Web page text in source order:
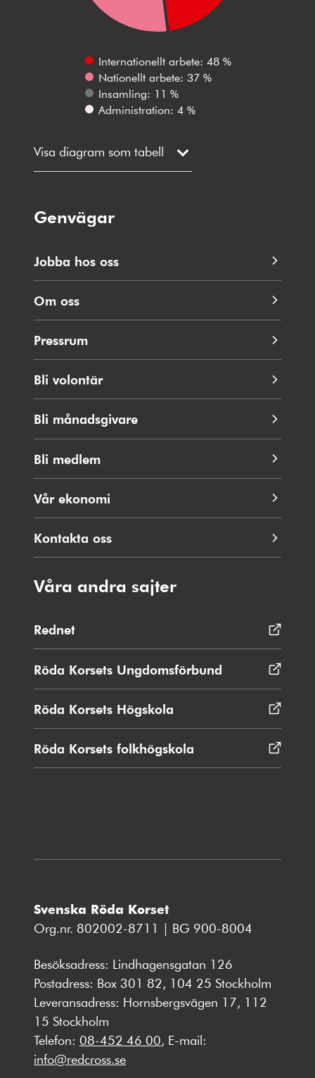
Internationellt arbete: 48 %
Nationellt arbete: 37 %
Insamling: 11 %
Administration: 4 %
Visa diagram som tabell
Genvägar
Jobba hos oss
Om oss
Pressrum
Bli volontär
Bli månadsgivare
Bli medlem
Vår ekonomi
Kontakta oss
Våra andra sajter
Rednet
i
nytt
fönster
Röda Korsets Ungdomsförbund Öppnas
i
Röda Korsets Högskola
i
nytt
fönster
Röda Korsets folkhögskola
i
Svenska Röda Korset
Org.nr. 802002-8711 | BG 900-8004
Besöksadress: Lindhagensgatan 126
Postadress: Box 301 82, 104 25 Stockholm
Leveransadress: Hornsbergsvägen 17, 112
15 Stockholm
Telefon: 08-452 46 00, E-mail:
info@redcross.se